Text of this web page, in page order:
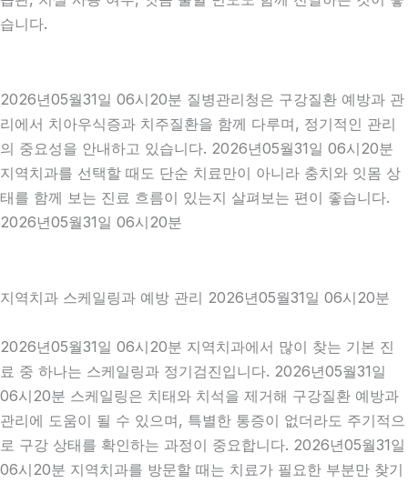
습니다.
2026년05월31일 06시20분 질병관리청은 구강질환 예방과 관
리에서 치아우식증과 치주질환을 함께 다루며, 정기적인 관리
의 중요성을 안내하고 있습니다. 2026년05월31일 06시20분
지역치과를 선택할 때도 단순 치료만이 아니라 충치와 잇몸 상
태를 함께 보는 진료 흐름이 있는지 살펴보는 편이 좋습니다.
2026년05월31일 06시20분
지역치과 스케일링과 예방 관리 2026년05월31일 06시20분
2026년05월31일 06시20분 지역치과에서 많이 찾는 기본 진
료 중 하나는 스케일링과 정기검진입니다. 2026년05월31일
06시20분 스케일링은 치태와 치석을 제거해 구강질환 예방과
관리에 도움이 될 수 있으며, 특별한 통증이 없더라도 주기적으
로 구강 상태를 확인하는 과정이 중요합니다. 2026년05월31일
06시20분 지역치과를 방문할 때는 치료가 필요한 부분만 찾기